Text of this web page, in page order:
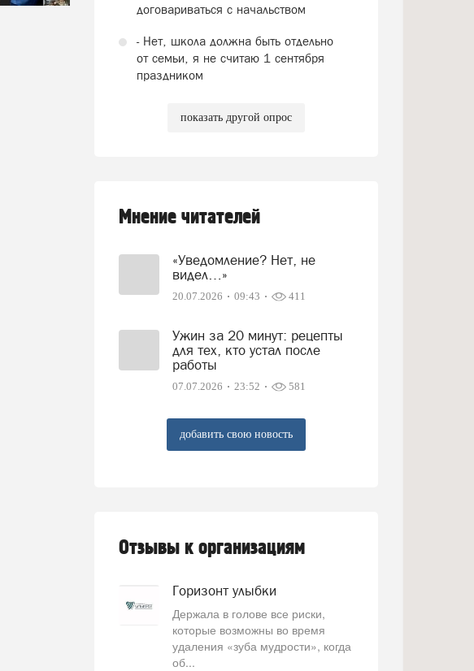
договариваться с начальством
- Нет, школа должна быть отдельно
от семьи, я не считаю 1 сентября
праздником
показать другой опрос
Мнение читателей
«Уведомление? Нет, не
видел…»
20.07.2026 09:43 411
Ужин за 20 минут: рецепты
для тех, кто устал после
работы
07.07.2026 23:52 581
добавить свою новость
Отзывы к организациям
Горизонт улыбки
Держала в голове все риски,
которые возможны во время
удаления «зуба мудрости», когда
об...